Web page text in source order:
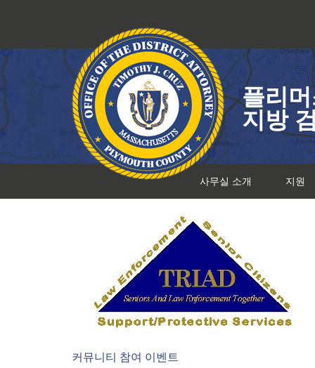
로
건
뛰
기
플리머
지방
사무실 소개 지원
커뮤니티 참여 이벤트